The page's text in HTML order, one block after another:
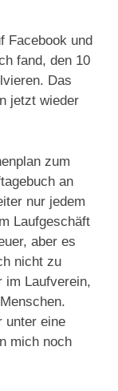
Facebook und
fand, den 10
Das
jetzt wieder
zum
an
nur jedem
Laufgeschäft
aber es
nicht zu
im Laufverein,
unter eine
mich noch